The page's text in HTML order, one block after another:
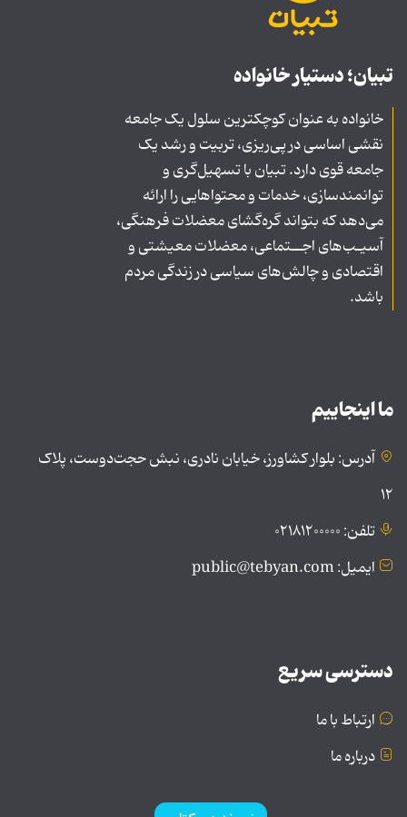
تبیان؛ دستیار خانواده
خانواده به عنوان کوچکترین سلول یک جامعه
نقشی اساسی در پی‌ریزی، تربیت و رشد یک
جامعه قوی دارد. تبیان با تسهیل‌گری و
توانمندسازی، خدمات و محتواهایی را ارائه
می‌دهد که بتواند گره‌گشای معضلات فرهنگی،
آسیـب‌های اجــتماعی، معضلات معیشتی و
اقتصادی و چالش‌های سیاسی در زندگی مردم
باشد.
ما اینجاییم
آدرس: بلوار کشاورز، خیابان نادری، نبش حجت‌دوست، پلاک
۱۲
تلفن: ۰۲۱۸۱۲۰۰۰۰۰
ایمیل: public@tebyan.com
دسترسی سریع
ارتباط با ما
درباره ما